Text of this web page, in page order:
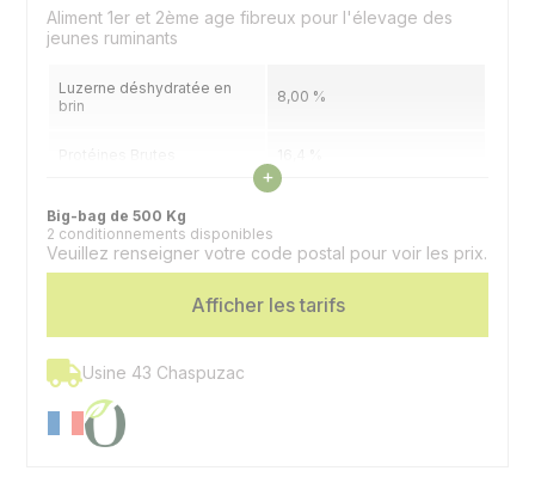
Aliment 1er et 2ème age fibreux pour l'élevage des
jeunes ruminants
Luzerne déshydratée en
brin
8,00 %
Cellulose Brute 14,07 %
Oligo-éléments et
Espèces
Voir les caractéristiques
+
Big-bag de 500 Kg
2 conditionnements disponibles
Veuillez renseigner votre code postal pour voir les prix.
Afficher les tarifs
Usine 43 Chaspuzac